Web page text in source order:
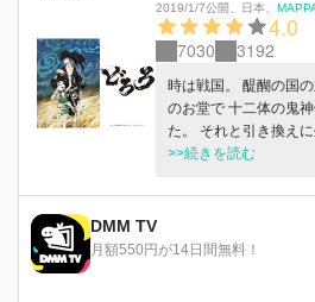
2019/1/7公開 日本
4.0
7030 3192
時は戦国。 醍醐の国
のお堂で 十二体の鬼
た。 それと引き換え
身体のあちこちが欠け
れ、鬼神は景光との
訪れた。 そんなある
賊は、ある男に出会
その見えない瞳で襲
>>続きを読む
DMM TV
月額550円が14日間無料！